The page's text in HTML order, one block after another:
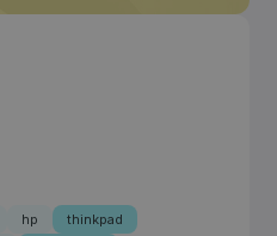
hp
thinkpad